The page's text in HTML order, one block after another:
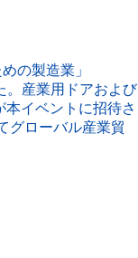
の製造業」
。産業用ドアおよび
本イベントに招待さ
グローバル産業貿